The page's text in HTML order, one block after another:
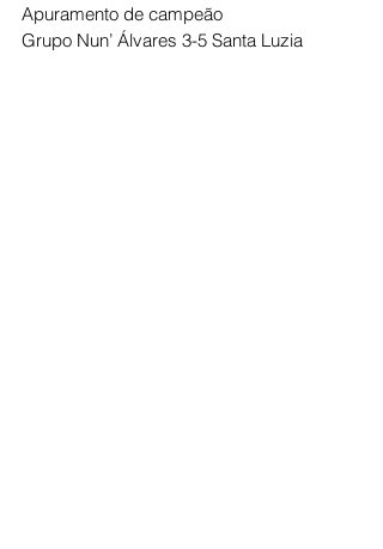
Apuramento de campeão
Grupo Nun’ Álvares 3-5 Santa Luzia